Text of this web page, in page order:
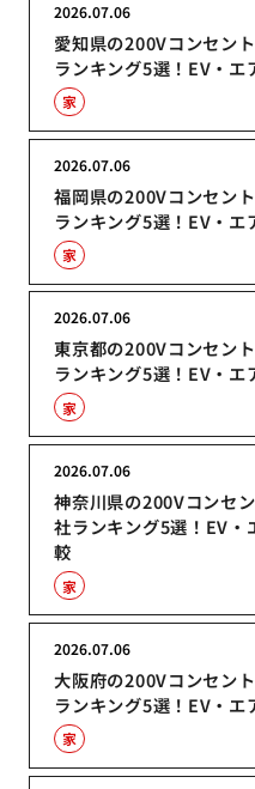
愛知県の200Vコンセン
ランキング5選！EV・
2026.07.06
家
福岡県の200Vコンセン
ランキング5選！EV・
2026.07.06
家
東京都の200Vコンセン
ランキング5選！EV・
2026.07.06
家
神奈川県の200Vコンセ
社ランキング5選！EV・
較
2026.07.06
家
大阪府の200Vコンセン
ランキング5選！EV・
2026.07.06
家